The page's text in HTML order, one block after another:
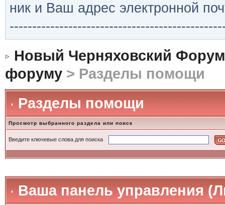
ник и Ваш адрес электронной
Новый Черняховский Форум
форуму> Разделы помощи
Разделы помощи
Просмотр выбранного раздела или поиск
Введите ключевые слова для поиска
Ваша панель управления